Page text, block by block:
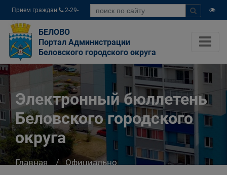
Прием граждан
2-29-
04
БЕЛОВО
Портал Администрации
Беловского городского округа
Электронный бюллетень
Беловского городского
округа
Главная
Официально